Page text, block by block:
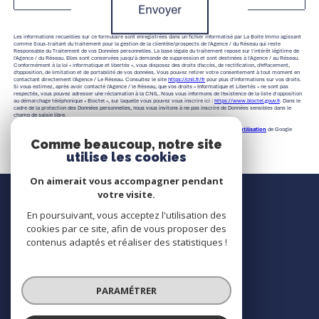
Envoyer
Les informations recueillies sur ce formulaire sont enregistrées dans un fichier informatisé par La Boite Immo agissant
comme Sous-traitant du traitement pour la gestion de la clientèle/prospects de l'Agence / du Réseau qui reste
Responsable du Traitement de vos Données personnelles. La base légale du traitement repose sur l'intérêt légitime de
l'Agence / du Réseau. Elles sont conservées jusqu'à demande de suppression et sont destinées à l'Agence / au Réseau.
Conformément à la loi « informatique et libertés », vous disposez des droits d’accès, de rectification, d’effacement,
d’opposition, de limitation et de portabilité de vos données. Vous pouvez retirer votre consentement à tout moment en
contactant directement l’Agence / Le Réseau. Consultez le site https://cnil.fr/fr pour plus d’informations sur vos droits.
Si vous estimez, après avoir contacté l'Agence / le Réseau, que vos droits « Informatique et Libertés » ne sont pas
respectés, vous pouvez adresser une réclamation à la CNIL. Nous vous informons de l’existence de la liste d'opposition
au démarchage téléphonique « Bloctel », sur laquelle vous pouvez vous inscrire ici : https://www.bloctel.gouv.fr. Dans le
cadre de la protection des Données personnelles, nous vous invitons à ne pas inscrire de Données sensibles dans le
champ de saisie libre.
Conditions d'utilisation de Google
Nous contacter
Contact
Nous suivre
Comme beaucoup, notre site
utilise les cookies
On aimerait vous accompagner pendant
votre visite.
En poursuivant, vous acceptez l'utilisation des
cookies par ce site, afin de vous proposer des
contenus adaptés et réaliser des statistiques !
PARAMÉTRER